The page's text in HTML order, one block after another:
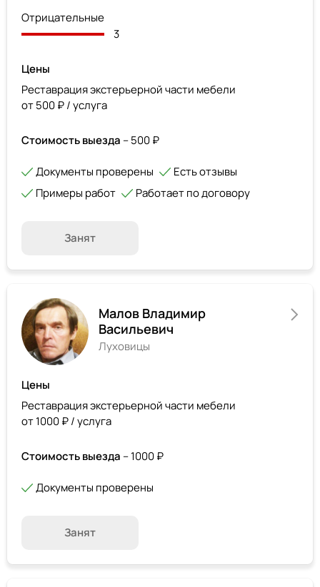
Отрицательные
3
Цены
Реставрация экстерьерной части мебели
от 500 ₽ / услуга
Стоимость выезда – 500 ₽
Документы проверены
Есть отзывы
Примеры работ
Работает по договору
Занят
Малов Владимир
Васильевич
Луховицы
Цены
Реставрация экстерьерной части мебели
от 1000 ₽ / услуга
Стоимость выезда – 1000 ₽
Документы проверены
Занят